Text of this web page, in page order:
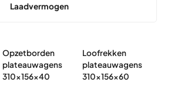
Laadvermogen
Opzetborden
plateauwagens
310x156x40
Loofrekken
plateauwagens
310x156x60